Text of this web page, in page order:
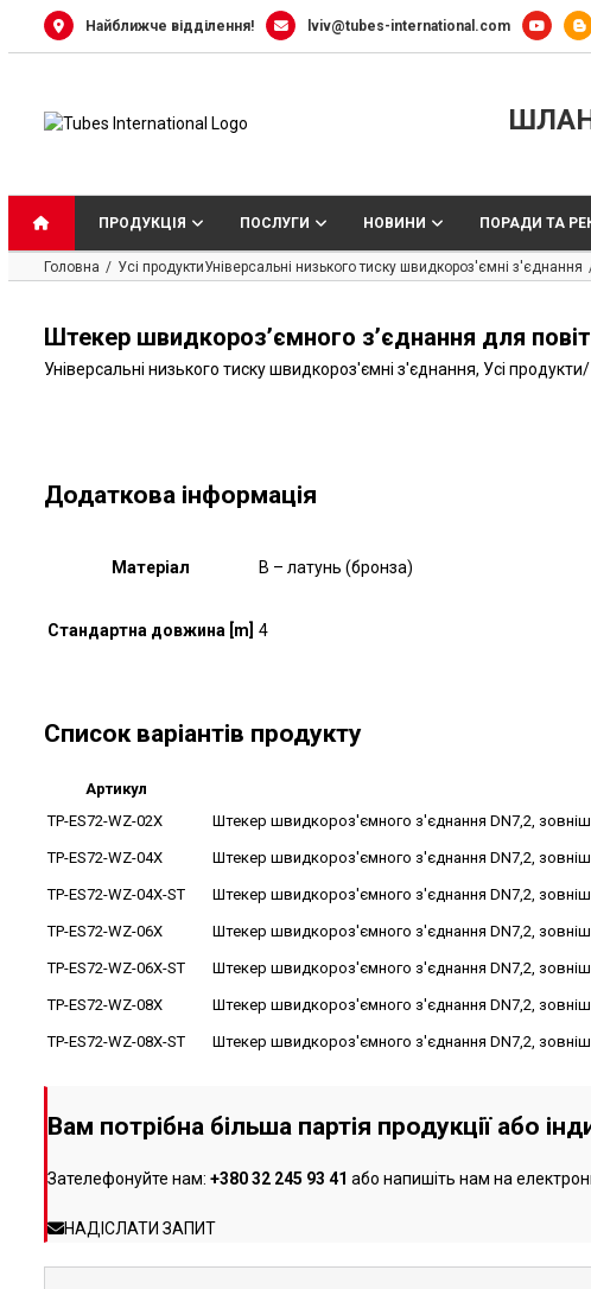
Найближче відділення! lviv@tubes-international.com
ПРОДУКЦІЯ ПОСЛУГИ НОВИНИ ПОРАДИ ТА
Головна Усі продуктиУніверсальні низького тиску швидкороз'ємні з'єднання
Штекер швидкороз’ємного з’єднання для
Універсальні низького тиску швидкороз'ємні з'єднання, Усі продукти/
Додаткова інформація
Матеріал B – латунь (бронза)
Стандартна довжина [m] 4
Список варіантів продукту
Артикул
TP-ES72-WZ-02X
Штекер швидкороз'ємного з'єднання DN7,2,
TP-ES72-WZ-04X
Штекер швидкороз'ємного з'єднання DN7,2,
TP-ES72-WZ-04X-ST
Штекер швидкороз'ємного з'єднання DN7,2,
TP-ES72-WZ-06X
Штекер швидкороз'ємного з'єднання DN7,2,
TP-ES72-WZ-06X-ST
Штекер швидкороз'ємного з'єднання DN7,2,
TP-ES72-WZ-08X
Штекер швидкороз'ємного з'єднання DN7,2,
TP-ES72-WZ-08X-ST
Штекер швидкороз'ємного з'єднання DN7,2,
Вам потрібна більша партія продукції або
Зателефонуйте нам: +380 32 245 93 41 або напишіть нам на
НАДІСЛАТИ ЗАПИТ